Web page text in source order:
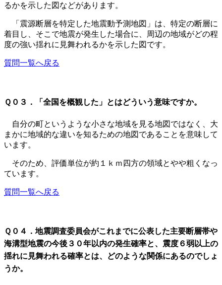
るかを示した図などがあります。
「震源断層を特定した地震動予測地図」は、特定の断層に
着目し、そこで地震が発生した場合に、周辺の地域がどの程
度の強い揺れに見舞われるかを示した図です。
質問一覧へ戻る
Ｑ０３．「全国を概観した」とはどういう意味ですか。
自分の町というような小さな地域を見る地図ではなく、大
まかに地域的な違いを知るための地図であることを意味して
います。
そのため、評価単位が約１ｋｍ四方の領域とやや粗くなっ
ています。
質問一覧へ戻る
Ｑ０４．地震調査委員会がこれまでに公表した主要断層帯や
海溝型地震の今後３０年以内の発生確率と、震度６弱以上の
揺れに見舞われる確率とは、どのような関係にあるのでしょ
うか。